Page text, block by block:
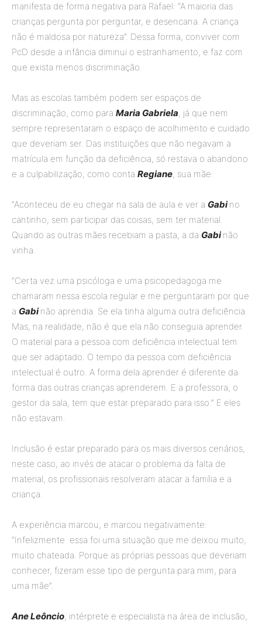
manifesta de forma negativa para Rafael: “A maioria das
crianças pergunta por perguntar, e desencana. A criança
não é maldosa por natureza”. Dessa forma, conviver com
PcD desde a infância diminui o estranhamento, e faz com
que exista menos discriminação.
Mas as escolas também podem ser espaços de
discriminação, como para Maria Gabriela, já que nem
sempre representaram o espaço de acolhimento e cuidado
que deveriam ser. Das instituições que não negavam a
matrícula em função da deficiência, só restava o abandono
e a culpabilização, como conta Regiane, sua mãe:
“Aconteceu de eu chegar na sala de aula e ver a Gabino
cantinho, sem participar das coisas, sem ter material.
Quando as outras mães recebiam a pasta, a da Gabinão
vinha.
“Certa vez uma psicóloga e uma psicopedagoga me
chamaram nessa escola regular e me perguntaram por que
a Gabinão aprendia. Se ela tinha alguma outra deficiência.
Mas, na realidade, não é que ela não conseguia aprender.
O material para a pessoa com deficiência intelectual tem
que ser adaptado. O tempo da pessoa com deficiência
intelectual é outro. A forma dela aprender é diferente da
forma das outras crianças aprenderem. E a professora, o
gestor da sala, tem que estar preparado para isso.” E eles
não estavam.
Inclusão é estar preparado para os mais diversos cenários,
neste caso, ao invés de atacar o problema da falta de
material, os profissionais resolveram atacar a família e a
criança.
A experiência marcou, e marcou negativamente:
“Infelizmente essa foi uma situação que me deixou muito,
muito chateada. Porque as próprias pessoas que deveriam
conhecer, fizeram esse tipo de pergunta para mim, para
uma mãe”.
Ane Leôncio, intérprete e especialista na área de inclusão,